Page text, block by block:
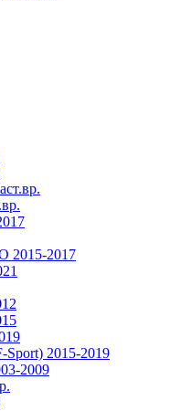
2015-2017
Sport) 2015-2019
2009